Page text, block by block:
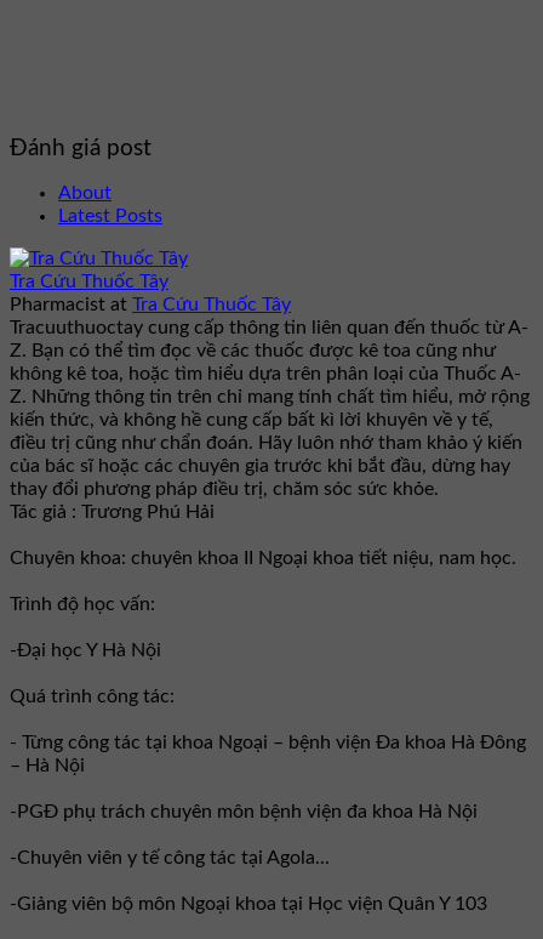
Đánh giá post
About
Latest Posts
Tra Cứu Thuốc Tây
Pharmacist at Tra Cứu Thuốc Tây
Tracuuthuoctay cung cấp thông tin liên quan đến thuốc từ A-
Z. Bạn có thể tìm đọc về các thuốc được kê toa cũng như
không kê toa, hoặc tìm hiểu dựa trên phân loại của Thuốc A-
Z. Những thông tin trên chỉ mang tính chất tìm hiểu, mở rộng
kiến thức, và không hề cung cấp bất kì lời khuyên về y tế,
điều trị cũng như chẩn đoán. Hãy luôn nhớ tham khảo ý kiến
của bác sĩ hoặc các chuyên gia trước khi bắt đầu, dừng hay
thay đổi phương pháp điều trị, chăm sóc sức khỏe.
Tác giả : Trương Phú Hải
Chuyên khoa: chuyên khoa II Ngoại khoa tiết niệu, nam học.
Trình độ học vấn:
-Đại học Y Hà Nội
Quá trình công tác:
- Từng công tác tại khoa Ngoại – bệnh viện Đa khoa Hà Đông
– Hà Nội
-PGĐ phụ trách chuyên môn bệnh viện đa khoa Hà Nội
-Chuyên viên y tế công tác tại Agola...
-Giảng viên bộ môn Ngoại khoa tại Học viện Quân Y 103